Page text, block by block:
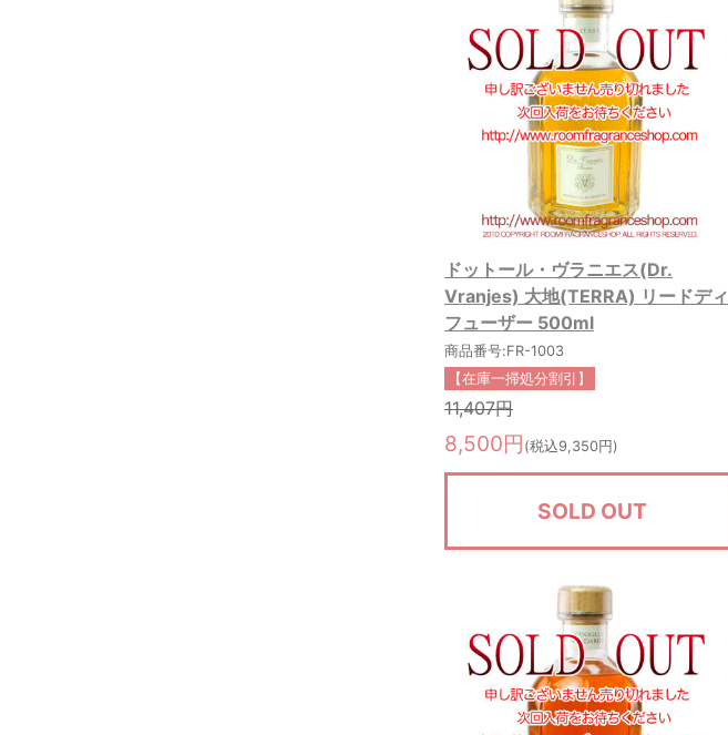
ドットール・ヴラニエス(Dr.
Vranjes) 大地(TERRA) リードディ
フューザー 500ml
商品番号:FR-1003
【在庫一掃処分割引】
11,407円
8,500円 (税込9,350円)
SOLD OUT